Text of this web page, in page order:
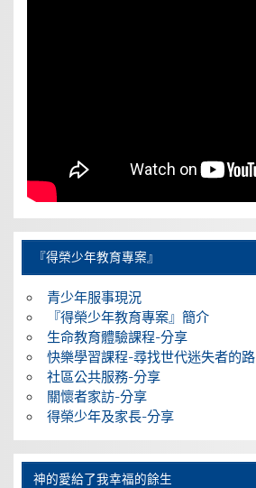
『得榮少年教育專案』
青少年服事現況
『得榮少年教育專案』簡介
生命教育體驗課程-分享
快樂學習課程-尋找世代迷失者的路
社區公共服務-分享
關懷者家訪-分享
得榮少年及家長-分享
神的愛給了我幸福的餘生